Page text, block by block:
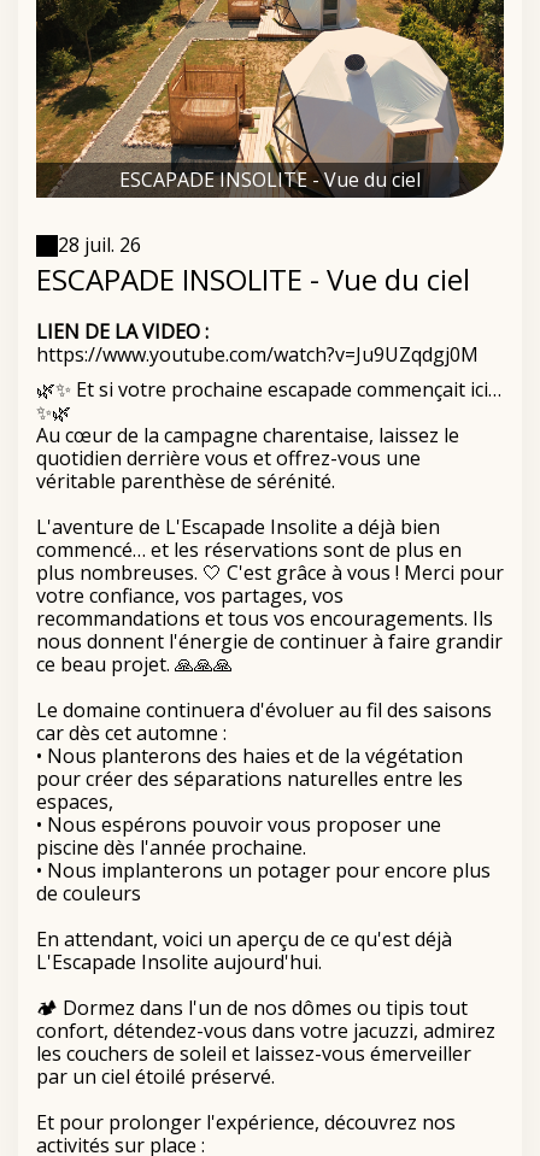
ESCAPADE INSOLITE - Vue du ciel
28 juil. 26
ESCAPADE INSOLITE - Vue du ciel
LIEN DE LA VIDEO :
https://www.youtube.com/watch?v=Ju9UZqdgj0M
🌿✨ Et si votre prochaine escapade commençait ici…
✨🌿
Au cœur de la campagne charentaise, laissez le
quotidien derrière vous et offrez-vous une
véritable parenthèse de sérénité.
L'aventure de L'Escapade Insolite a déjà bien
commencé… et les réservations sont de plus en
plus nombreuses. 🤍 C'est grâce à vous ! Merci pour
votre confiance, vos partages, vos
recommandations et tous vos encouragements. Ils
nous donnent l'énergie de continuer à faire grandir
ce beau projet. 🙏🙏🙏
Le domaine continuera d'évoluer au fil des saisons
car dès cet automne :
• Nous planterons des haies et de la végétation
pour créer des séparations naturelles entre les
espaces,
• Nous espérons pouvoir vous proposer une
piscine dès l'année prochaine.
• Nous implanterons un potager pour encore plus
de couleurs
En attendant, voici un aperçu de ce qu'est déjà
L'Escapade Insolite aujourd'hui.
🏕️ Dormez dans l'un de nos dômes ou tipis tout
confort, détendez-vous dans votre jacuzzi, admirez
les couchers de soleil et laissez-vous émerveiller
par un ciel étoilé préservé.
Et pour prolonger l'expérience, découvrez nos
activités sur place :